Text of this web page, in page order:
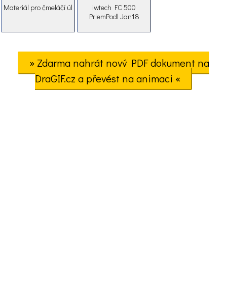
Materiál pro čmeláčí úl
iwtech FC 500
PriemPodl Jan18
» Zdarma nahrát nový PDF dokument na
DraGIF.cz a převést na animaci «